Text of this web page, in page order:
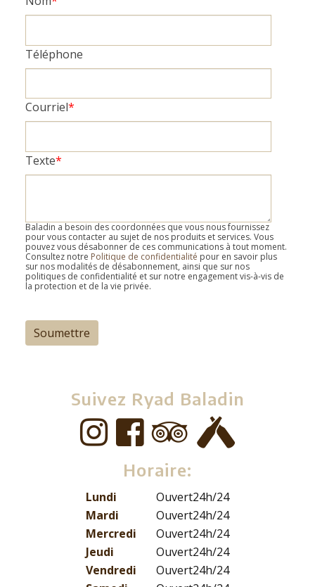
Téléphone
Courriel*
Texte*
Baladin a besoin des coordonnées que vous nous fournissez
pour vous contacter au sujet de nos produits et services. Vous
pouvez vous désabonner de ces communications à tout moment.
Consultez notre Politique de confidentialité pour en savoir plus
sur nos modalités de désabonnement, ainsi que sur nos
politiques de confidentialité et sur notre engagement vis-à-vis de
la protection et de la vie privée.
Suivez Ryad Baladin
Horaire:
Lundi
Ouvert24h/24
Mardi
Ouvert24h/24
Mercredi
Ouvert24h/24
Jeudi
Ouvert24h/24
Vendredi
Ouvert24h/24